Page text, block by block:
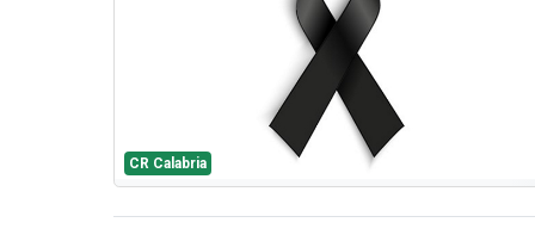
CR Calabria